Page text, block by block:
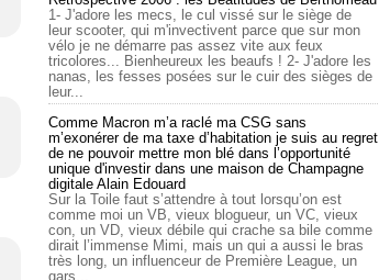
1- J'adore les mecs, le cul vissé sur le siège de
leur scooter, qui m'invectivent parce que sur mon
vélo je ne démarre pas assez vite aux feux
tricolores... Bienheureux les beaufs ! 2- J'adore les
nanas, les fesses posées sur le cuir des sièges de
leur...
Comme Macron m’a raclé ma CSG sans
m’exonérer de ma taxe d’habitation je suis au regret
de ne pouvoir mettre mon blé dans l’opportunité
unique d'investir dans une maison de Champagne
digitale Alain Edouard
Sur la Toile faut s’attendre à tout lorsqu’on est
comme moi un VB, vieux blogueur, un VC, vieux
con, un VD, vieux débile qui crache sa bile comme
dirait l’immense Mimi, mais un qui a aussi le bras
très long, un influenceur de Première League, un
gars...